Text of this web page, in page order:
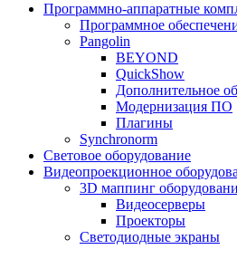
Программно-аппаратные
Программное
Pangolin
BEYOND
QuickShow
Дополнительное
Модернизация ПО
Плагины
Synchronorm
Световое оборудование
Видеопроекционное
3D маппинг
Видеосерверы
Проекторы
Светодиодные экраны